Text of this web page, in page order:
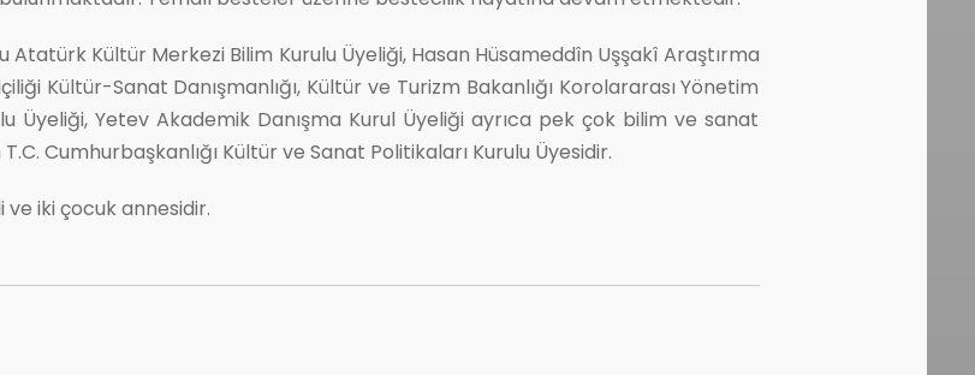
Atatürk Kültür Merkezi Bilim Kurulu Üyeliği, Hasan Hüsameddîn Uşşakî Araştırma
Kültür-Sanat Danışmanlığı, Kültür ve Turizm Bakanlığı Korolararası Yönetim
Üyeliği, Yetev Akademik Danışma Kurul Üyeliği ayrıca pek çok bilim ve sanat
Cumhurbaşkanlığı Kültür ve Sanat Politikaları Kurulu Üyesidir.
ve iki çocuk annesidir.